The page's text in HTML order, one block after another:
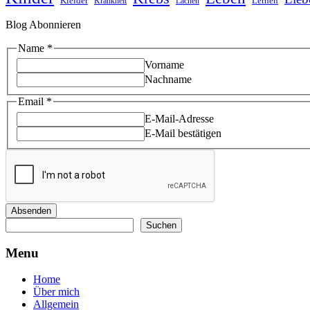
Blog Abonnieren
Name *
Vorname
Nachname
Name
Email
Email *
E-Mail-Adresse
E-Mail bestätigen
Absenden
Suchen
Menu
Home
Über mich
Allgemein